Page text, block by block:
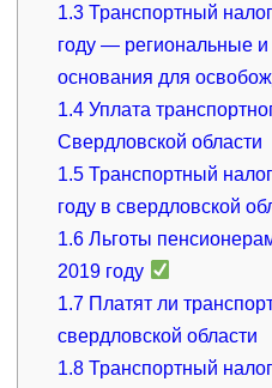
1.3 Транспортный
году — региональные
основания для
1.4 Уплата
Свердловской области
1.5 Транспортный
году в свердловской
1.6 Льготы
2019 году
1.7 Платят ли
свердловской области
1.8 Транспортный